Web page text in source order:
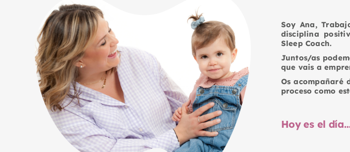
Soy Ana,
disciplina
Sleep Coach.
Juntos/as
que vais a
Os acompañaré
proceso como
Hoy es el